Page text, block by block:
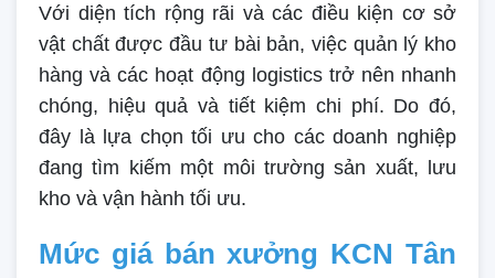
Với diện tích rộng rãi và các điều kiện cơ sở
vật chất được đầu tư bài bản, việc quản lý kho
hàng và các hoạt động logistics trở nên nhanh
chóng, hiệu quả và tiết kiệm chi phí. Do đó,
đây là lựa chọn tối ưu cho các doanh nghiệp
đang tìm kiếm một môi trường sản xuất, lưu
kho và vận hành tối ưu.
Mức giá bán xưởng KCN Tân